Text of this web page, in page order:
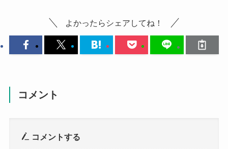
よかったらシェアしてね！
コメント
コメントする